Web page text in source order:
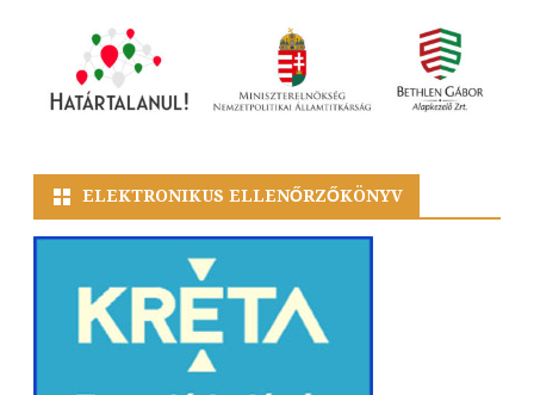
ELEKTRONIKUS ELLENŐRZŐKÖNYV